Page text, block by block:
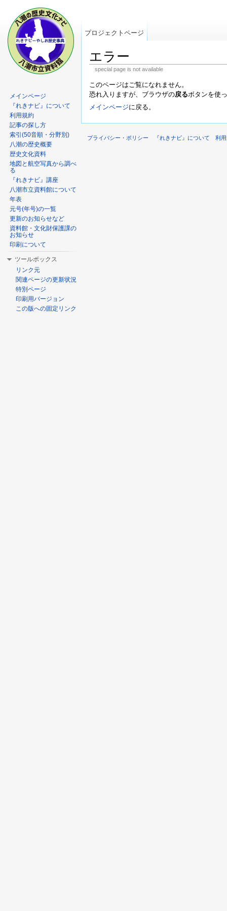
エラー
special page is not available
このページはご覧になれません。
恐れ入りますが、ブラウザの戻るボタンを使
メインページに戻る。
プロジェクトページ
メインページ
『れきナビ』について
利用規約
記事の探し方
索引(50音順・分野別)
八潮の歴史概要
歴史文化資料
地図と航空写真から調べ
る
『れきナビ』講座
八潮市立資料館について
年表
元号(年号)の一覧
更新のお知らせなど
資料館・文化財保護課の
お知らせ
印刷について
ツールボックス
リンク元
関連ページの更新状況
特別ページ
印刷用バージョン
この版への固定リンク
プライバシー・ポリシー 『れきナビ』について 利